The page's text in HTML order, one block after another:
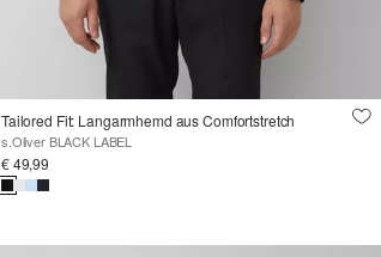
Tailored Fit: Langarmhemd aus Comfortstretch
s.Oliver BLACK LABEL
€ 49,99